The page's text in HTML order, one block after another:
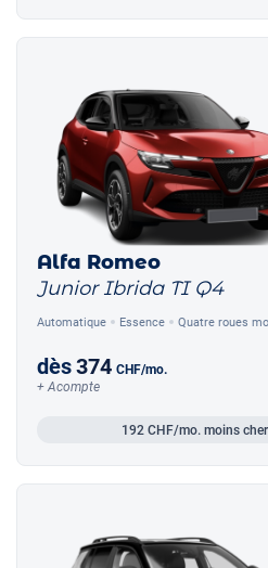
Alfa Romeo
Junior Ibrida TI Q4
Automatique Essence Quatre roues
dès374 CHF/mo.
+ Acompte
192 CHF/mo. moins